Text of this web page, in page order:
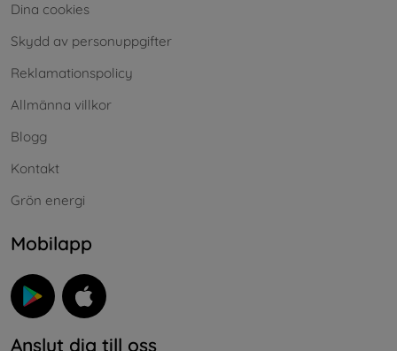
Dina cookies
Skydd av personuppgifter
Reklamationspolicy
Allmänna villkor
Blogg
Kontakt
Grön energi
Mobilapp
Anslut dig till oss